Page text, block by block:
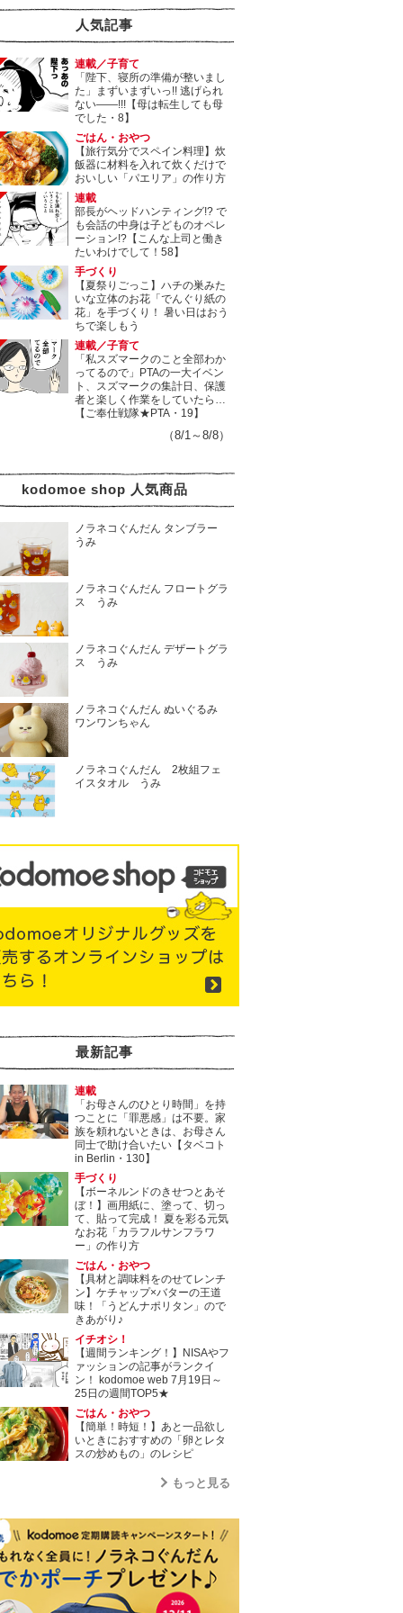
人気記事
連載／子育て
「陛下、寝所の準備が整いまし
た」まずいまずいっ!! 逃げられ
ない――!!!【母は転生しても母
でした・8】
ごはん・おやつ
【旅行気分でスペイン料理】炊
飯器に材料を入れて炊くだけで
おいしい「パエリア」の作り方
連載
部長がヘッドハンティング!? で
も会話の中身は子どものオペレ
ーション!?【こんな上司と働き
たいわけでして！58】
手づくり
【夏祭りごっこ】ハチの巣みた
いな立体のお花「でんぐり紙の
花」を手づくり！ 暑い日はおう
ちで楽しもう
連載／子育て
「私スズマークのこと全部わか
ってるので」PTAの一大イベン
ト、スズマークの集計日、保護
者と楽しく作業をしていたら…
【ご奉仕戦隊★PTA・19】
（8/1～8/8）
kodomoe shop 人気商品
ノラネコぐんだん タンブラー
うみ
ノラネコぐんだん フロートグラ
ス うみ
ノラネコぐんだん デザートグラ
ス うみ
ノラネコぐんだん ぬいぐるみ
ワンワンちゃん
ノラネコぐんだん 2枚組フェ
イスタオル うみ
最新記事
連載
「お母さんのひとり時間」を持
つことに「罪悪感」は不要。家
族を頼れないときは、お母さん
同士で助け合いたい【タベコト
in Berlin・130】
手づくり
【ボーネルンドのきせつとあそ
ぼ！】画用紙に、塗って、切っ
て、貼って完成！ 夏を彩る元気
なお花「カラフルサンフラワ
ー」の作り方
ごはん・おやつ
【具材と調味料をのせてレンチ
ン】ケチャップ×バターの王道
味！「うどんナポリタン」ので
きあがり♪
イチオシ！
【週間ランキング！】NISAやフ
ァッションの記事がランクイ
ン！ kodomoe web 7月19日～
25日の週間TOP5★
ごはん・おやつ
【簡単！時短！】あと一品欲し
いときにおすすめの「卵とレタ
スの炒めもの」のレシピ
もっと見る